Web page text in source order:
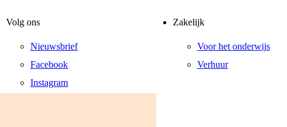
Volg ons
Nieuwsbrief
Facebook
Instagram
Zakelijk
Voor het onderwijs
Verhuur